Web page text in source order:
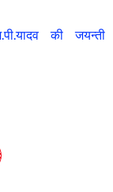
की जयन्ती